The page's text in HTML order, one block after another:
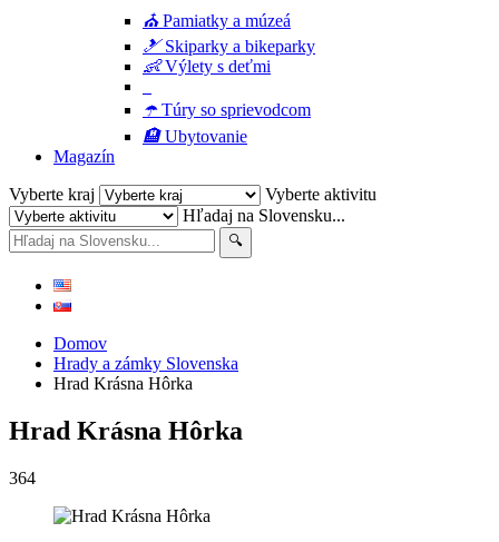
⛪Pamiatky a múzeá
🎿Skiparky a bikeparky
👶Výlety s deťmi
☂️Túry so sprievodcom
🏨Ubytovanie
Magazín
Vyberte kraj
Vyberte aktivitu
Hľadaj na Slovensku...
Domov
Hrady a zámky Slovenska
Hrad Krásna Hôrka
Hrad Krásna Hôrka
364